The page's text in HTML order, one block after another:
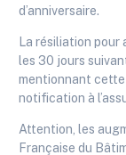
d’anniversaire.
La résiliation
les 30 jours
mentionnant cette
notification à
Attention, les
Française du